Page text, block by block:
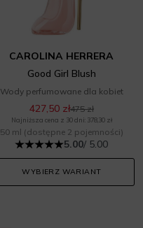
CAROLINA HERRERA
Good Girl Blush
Wody perfumowane dla kobiet
427,50 zł475 zł
Najniższa cena z 30 dni: 378,30 zł
50 ml (dostępne 2 pojemności)
5.00/ 5.00
WYBIERZ WARIANT